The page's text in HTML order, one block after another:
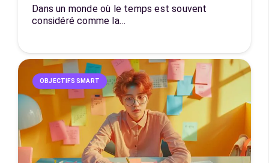
Dans un monde où le temps est souvent
considéré comme la…
OBJECTIFS SMART